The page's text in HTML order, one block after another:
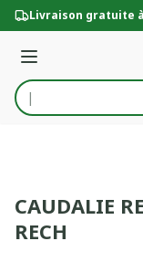
Aller au contenu
Livraison gratuite
Menu
Rechercher
CAUDALIE
RECH